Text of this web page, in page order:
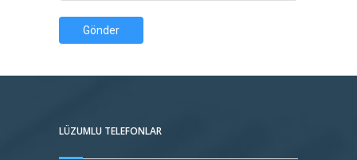
Gönder
LÜZUMLU TELEFONLAR